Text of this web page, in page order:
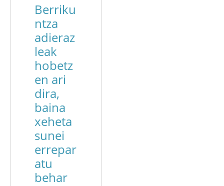
Berriku
ntza
adieraz
leak
hobetz
en ari
dira,
baina
xeheta
sunei
errepar
atu
behar